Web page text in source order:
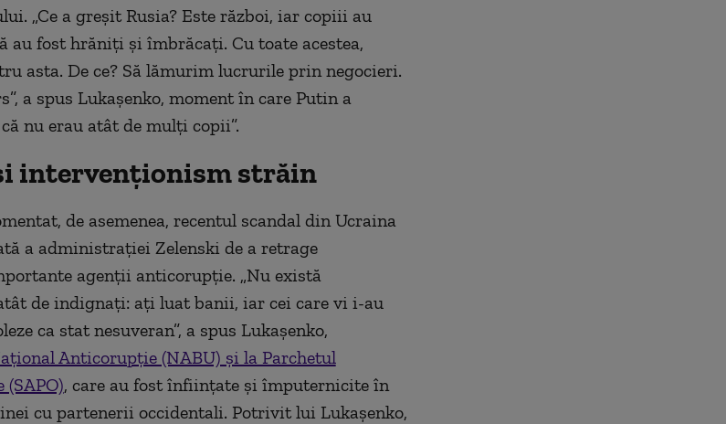
„Ce a greșit Rusia? Este război, iar copiii au
au fost hrăniți și îmbrăcați. Cu toate acestea,
asta. De ce? Să lămurim lucrurile prin negocieri.
a spus Lukașenko, moment în care Putin a
nu erau atât de mulți copii”.
intervenționism străin
de asemenea, recentul scandal din Ucraina
a administrației Zelenski de a retrage
agenții anticorupție. „Nu există
de indignați: ați luat banii, iar cei care vi i-au
ca stat nesuveran”, a spus Lukașenko,
Anticorupție (NABU) și la Parchetul
, care au fost înființate și împuternicite în
cu partenerii occidentali. Potrivit lui Lukașenko,